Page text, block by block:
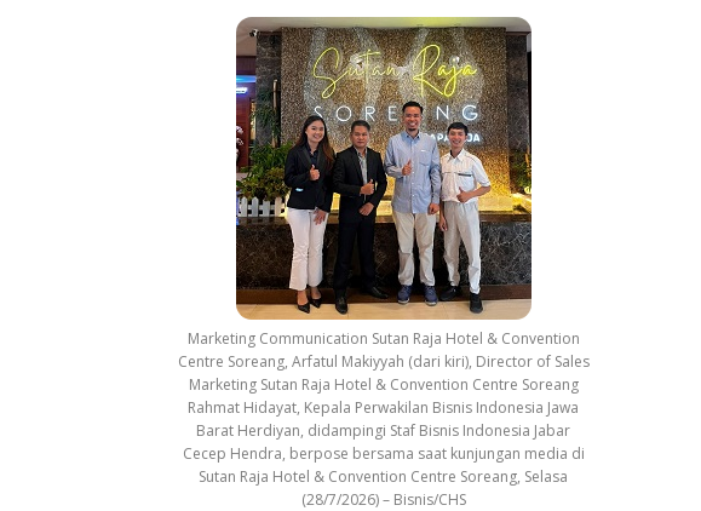
Marketing Communication Sutan Raja Hotel & Convention
Centre Soreang, Arfatul Makiyyah (dari kiri), Director of Sales
Marketing Sutan Raja Hotel & Convention Centre Soreang
Rahmat Hidayat, Kepala Perwakilan Bisnis Indonesia Jawa
Barat Herdiyan, didampingi Staf Bisnis Indonesia Jabar
Cecep Hendra, berpose bersama saat kunjungan media di
Sutan Raja Hotel & Convention Centre Soreang, Selasa
(28/7/2026) – Bisnis/CHS